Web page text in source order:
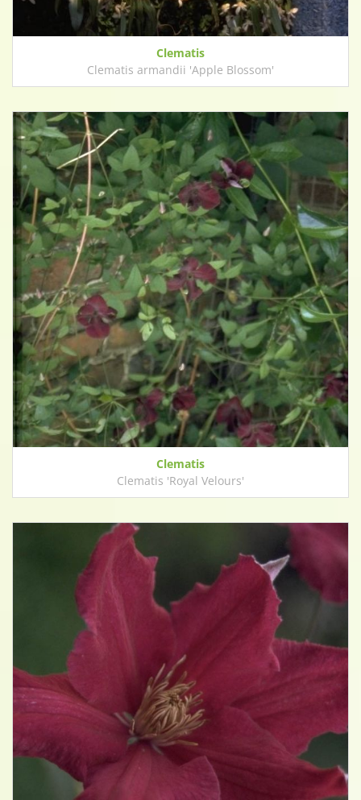
Clematis
Clematis armandii 'Apple Blossom'
Clematis
Clematis 'Royal Velours'